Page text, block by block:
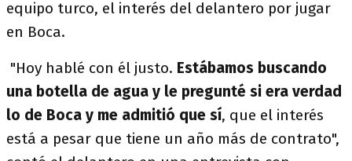
equipo turco, el interés del delantero por jugar
en Boca.
"Hoy hablé con él justo. Estábamos buscando
una botella de agua y le pregunté si era verdad
lo de Boca y me admitió que sí, que el interés
está a pesar que tiene un año más de contrato",